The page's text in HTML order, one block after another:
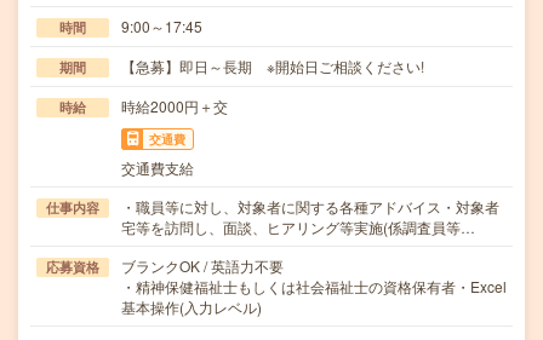
時間 9:00～17:45
期間 【急募】即日～長期 ※開始日ご相談ください!
時給 時給2000円＋交
交通費
交通費支給
仕事内容
・職員等に対し、対象者に関する各種アドバイス・対象者
宅等を訪問し、面談、ヒアリング等実施(係調査員等…
応募資格
ブランクOK / 英語力不要
・精神保健福祉士もしくは社会福祉士の資格保有者・Excel
基本操作(入力レベル)